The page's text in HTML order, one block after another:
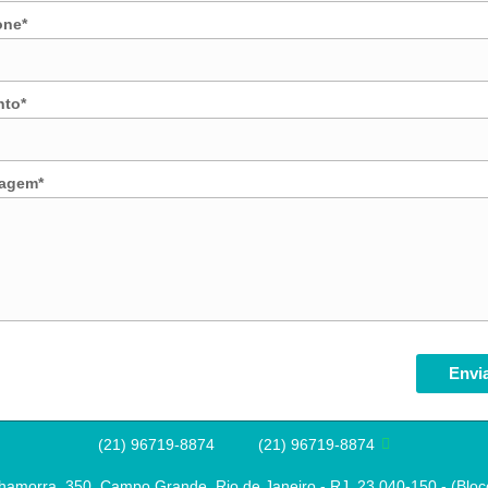
(21) 96719-8874 (21) 96719-8874 